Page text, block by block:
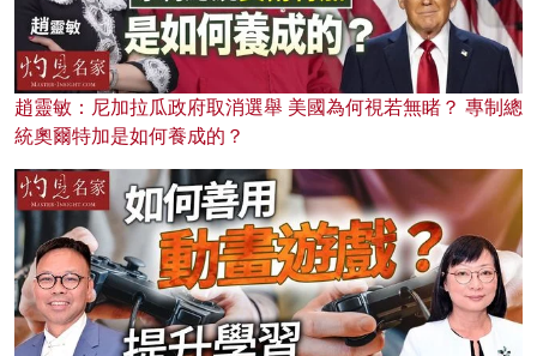
趙靈敏：尼加拉瓜政府取消選舉 美國為何視若無睹？ 專制總
統奧爾特加是如何養成的？